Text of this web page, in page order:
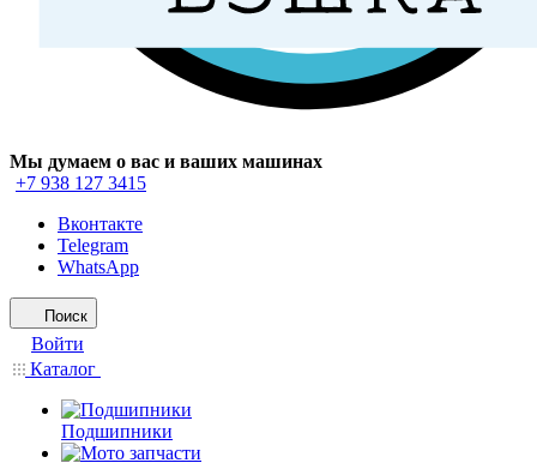
Мы думаем о вас и ваших машинах
+7 938 127 3415
Вконтакте
Telegram
WhatsApp
Поиск
Войти
Каталог
Подшипники